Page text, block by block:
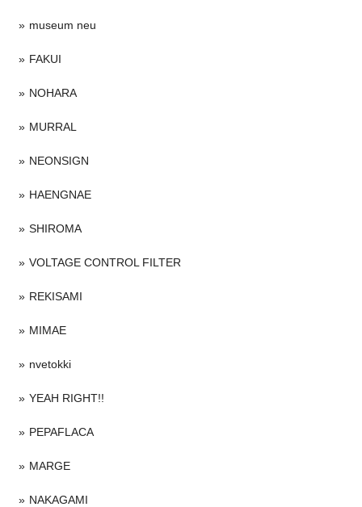
museum neu
FAKUI
NOHARA
MURRAL
NEONSIGN
HAENGNAE
SHIROMA
VOLTAGE CONTROL FILTER
REKISAMI
MIMAE
nvetokki
YEAH RIGHT!!
PEPAFLACA
MARGE
NAKAGAMI